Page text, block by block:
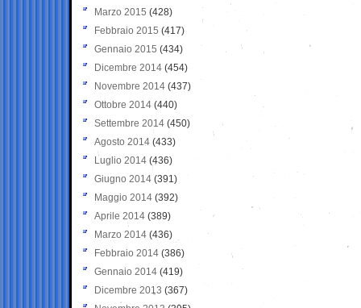
Marzo 2015 (428)
Febbraio 2015 (417)
Gennaio 2015 (434)
Dicembre 2014 (454)
Novembre 2014 (437)
Ottobre 2014 (440)
Settembre 2014 (450)
Agosto 2014 (433)
Luglio 2014 (436)
Giugno 2014 (391)
Maggio 2014 (392)
Aprile 2014 (389)
Marzo 2014 (436)
Febbraio 2014 (386)
Gennaio 2014 (419)
Dicembre 2013 (367)